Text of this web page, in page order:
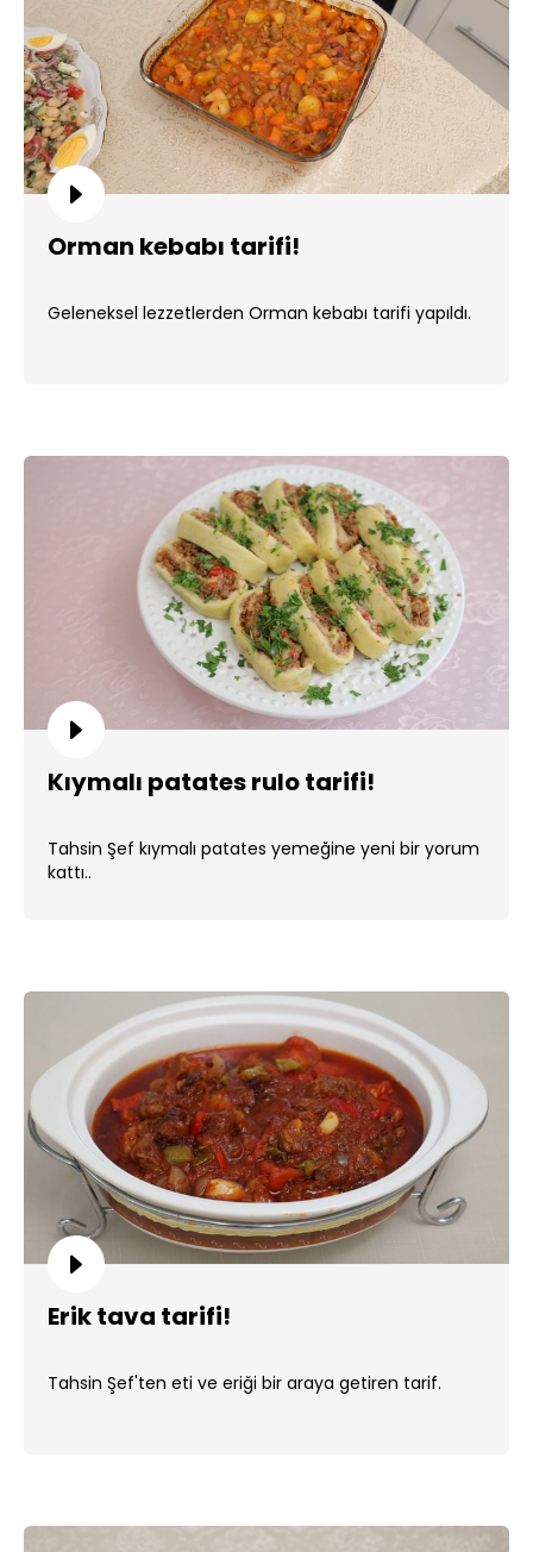
Orman kebabı tarifi!
Geleneksel lezzetlerden Orman kebabı tarifi yapıldı.
Kıymalı patates rulo tarifi!
Tahsin Şef kıymalı patates yemeğine yeni bir yorum
kattı..
Erik tava tarifi!
Tahsin Şef'ten eti ve eriği bir araya getiren tarif.